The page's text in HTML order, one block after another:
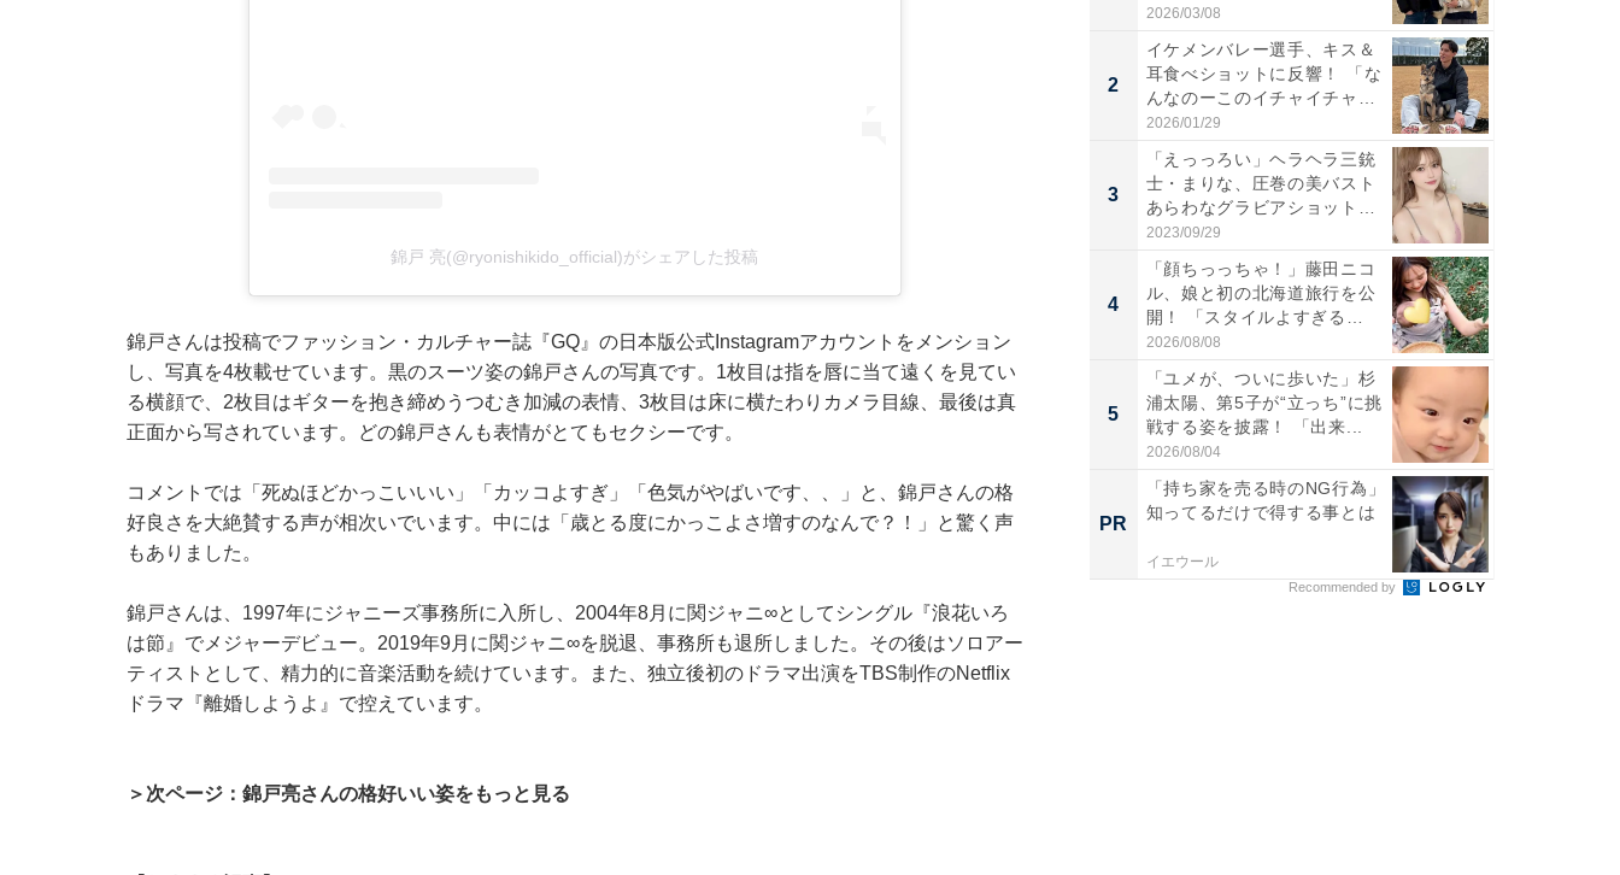
錦戸 亮(@ryonishikido_official)がシェアした投稿
錦戸さんは投稿でファッション・カルチャー誌『GQ』の日本版公式Instagramアカウントをメンション
し、写真を4枚載せています。黒のスーツ姿の錦戸さんの写真です。1枚目は指を唇に当て遠くを見てい
る横顔で、2枚目はギターを抱き締めうつむき加減の表情、3枚目は床に横たわりカメラ目線、最後は真
正面から写されています。どの錦戸さんも表情がとてもセクシーです。
コメントでは「死ぬほどかっこいいい」「カッコよすぎ」「色気がやばいです、、」と、錦戸さんの格
好良さを大絶賛する声が相次いでいます。中には「歳とる度にかっこよさ増すのなんで？！」と驚く声
もありました。
錦戸さんは、1997年にジャニーズ事務所に入所し、2004年8月に関ジャニ∞としてシングル『浪花いろ
は節』でメジャーデビュー。2019年9月に関ジャニ∞を脱退、事務所も退所しました。その後はソロアー
ティストとして、精力的に音楽活動を続けています。また、独立後初のドラマ出演をTBS制作のNetflix
ドラマ『離婚しようよ』で控えています。
＞次ページ：錦戸亮さんの格好いい姿をもっと見る
れ...
2026/03/08
2
イケメンバレー選手、キス＆
耳食べショットに反響！ 「な
んなのーこのイチャイチャ
感...
2026/01/29
3
「えっっろい」ヘラヘラ三銃
士・まりな、圧巻の美バスト
あらわなグラビアショット公
開...
2023/09/29
4
「顔ちっっちゃ！」藤田ニコ
ル、娘と初の北海道旅行を公
開！ 「スタイルよすぎる
よ〜...
2026/08/08
5
「ユメが、ついに歩いた」杉
浦太陽、第5子が“立っち”に挑
戦する姿を披露！ 「出来...
2026/08/04
PR
「持ち家を売る時のNG行為」
知ってるだけで得する事とは
イエウール
Recommended by